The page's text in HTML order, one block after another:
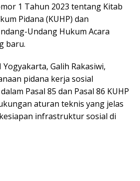
1 Tahun 2023 tentang Kitab
Pidana (KUHP) dan
Undang Hukum Acara
baru.
Yogyakarta, Galih Rakasiwi,
pidana kerja sosial
Pasal 85 dan Pasal 86 KUHP
aturan teknis yang jelas
infrastruktur sosial di